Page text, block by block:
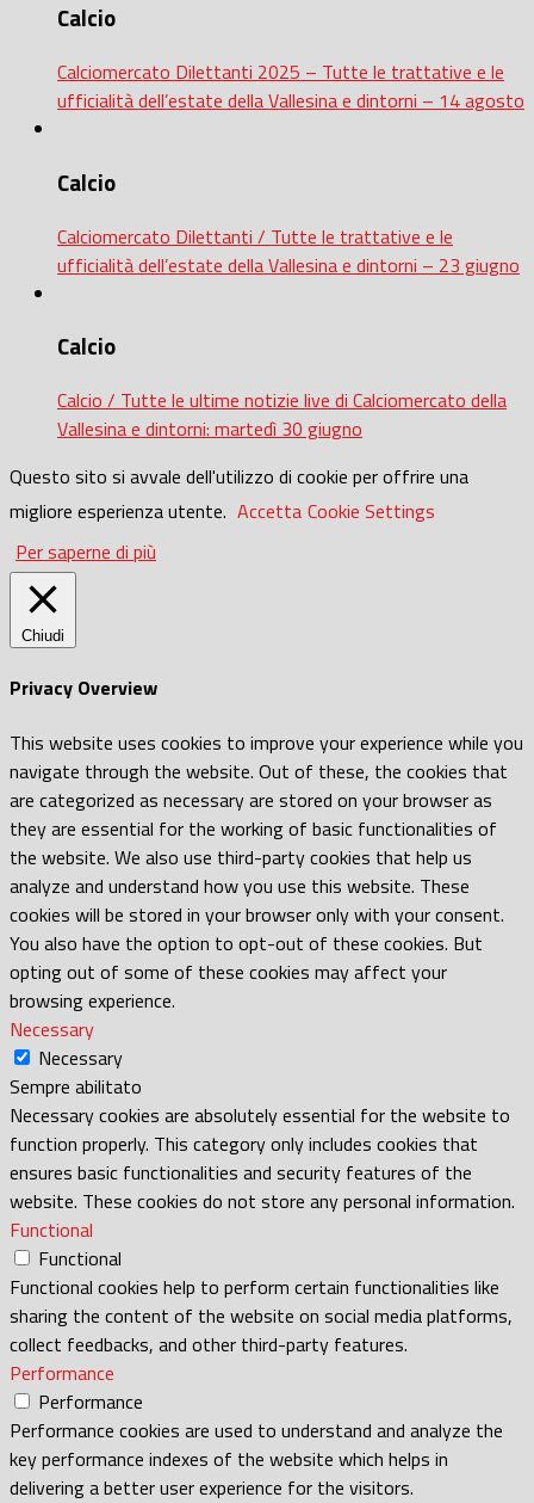
Calcio
Calciomercato Dilettanti 2025 – Tutte le trattative e le
ufficialità dell’estate della Vallesina e dintorni – 14 agosto
Calcio
Calciomercato Dilettanti / Tutte le trattative e le
ufficialità dell’estate della Vallesina e dintorni – 23 giugno
Calcio
Calcio / Tutte le ultime notizie live di Calciomercato della
Vallesina e dintorni: martedì 30 giugno
Questo sito si avvale dell'utilizzo di cookie per offrire una
migliore esperienza utente. Accetta Cookie Settings
Per saperne di più
Chiudi
Privacy Overview
This website uses cookies to improve your experience while you
navigate through the website. Out of these, the cookies that
are categorized as necessary are stored on your browser as
they are essential for the working of basic functionalities of
the website. We also use third-party cookies that help us
analyze and understand how you use this website. These
cookies will be stored in your browser only with your consent.
You also have the option to opt-out of these cookies. But
opting out of some of these cookies may affect your
browsing experience.
Necessary
Necessary
Sempre abilitato
Necessary cookies are absolutely essential for the website to
function properly. This category only includes cookies that
ensures basic functionalities and security features of the
website. These cookies do not store any personal information.
Functional
Functional
Functional cookies help to perform certain functionalities like
sharing the content of the website on social media platforms,
collect feedbacks, and other third-party features.
Performance
Performance
Performance cookies are used to understand and analyze the
key performance indexes of the website which helps in
delivering a better user experience for the visitors.